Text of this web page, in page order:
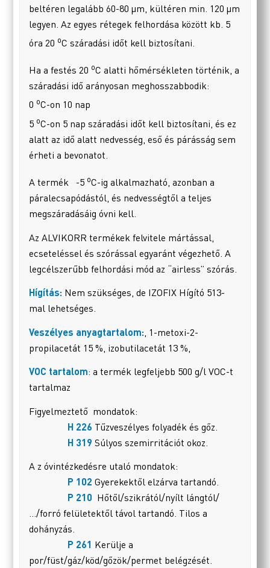
beltéren legalább 60-80 µm, kültéren min. 120 µm
legyen. Az egyes rétegek felhordása között kb. 5
óra 20 oC száradási időt kell biztosítani.
Ha a festés 20 oC alatti hőmérsékleten történik, a
száradási idő arányosan meghosszabbodik:
0 oC-on 10 nap
5 oC-on 5 nap száradási időt kell biztosítani, és ez
alatt az idő alatt nedvesség, eső és párásság sem
érheti a bevonatot.
A termék -5 oC-ig alkalmazható, azonban a
páralecsapódástól, és nedvességtől a teljes
megszáradásáig óvni kell.
Az ALVIKORR termékek felvitele mártással,
ecseteléssel és szórással egyaránt végezhető. A
legcélszerűbb felhordási mód az “airless” szórás.
Hígítás: Nem szükséges, de IZOFIX Hígító 513-
mal lehetséges.
Veszélyes anyagtartalom: , 1-metoxi-2-
propilacetát 15 %, izobutilacetát 13 %,
VOC tartalom: a termék legfeljebb 500 g/l VOC-t
tartalmaz
Figyelmeztető mondatok:
H 226 Tűzveszélyes folyadék és gőz.
H 319 Súlyos szemirritációt okoz.
A z óvintézkedésre utaló mondatok:
P 102Gyerekektől elzárva tartandó.
P 210 Hőtől/szikrától/nyílt lángtól/
…/forró felületektől távol tartandó. Tilos a
dohányzás.
P 261 Kerülje a
por/füst/gáz/köd/gőzök/permet belégzését.